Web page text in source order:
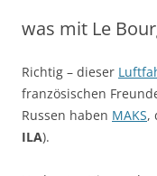
was mit Le
Richtig – dieser
französischen
Russen haben MAKS,
ILA).